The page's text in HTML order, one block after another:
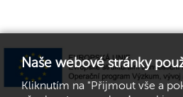
Naše webové stránky
Kliknutím na "Přijmout vše a